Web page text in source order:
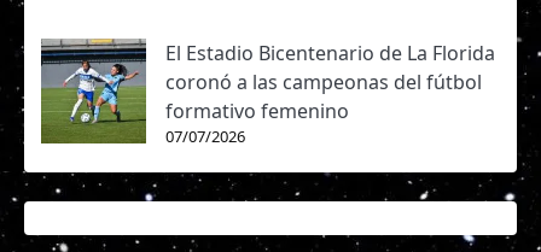
El Estadio Bicentenario de La Florida
coronó a las campeonas del fútbol
formativo femenino
07/07/2026